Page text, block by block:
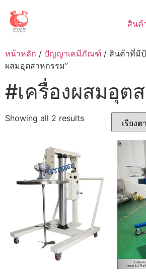
content
สินค้
หน้าหลัก / ปัญญาเคมีภัณฑ์ / สินค้าที่มีป้
ผสมอุตสาหกรรม”
#เครื่องผสมอุต
Showing all 2 resultsSorted